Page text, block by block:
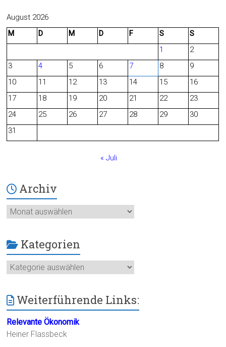
c
b
o
August 2026
M
D M D F S
S
1
2
3
4 5 6 7 8
9
10
11 12 13 14 15
16
17
18 19 20 21 22
23
24
25 26 27 28 29
30
31
« Juli
Archiv
Archiv
Kategorien
Kategorien
Weiterführende Links:
Relevante Ökonomik
Heiner Flassbeck